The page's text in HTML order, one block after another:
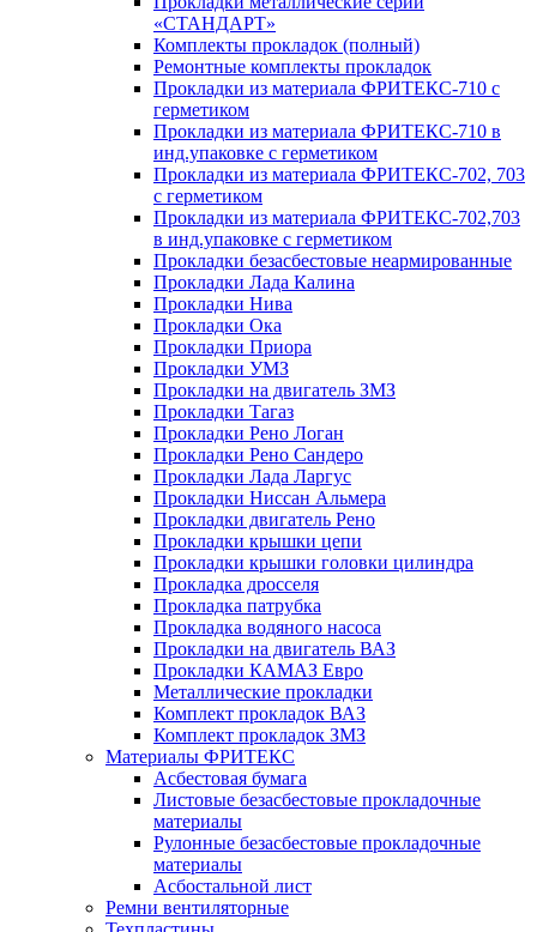
«СТАНДАРТ»
Комплекты прокладок (полный)
Ремонтные комплекты прокладок
Прокладки из материала ФРИТЕКС-710 с
герметиком
Прокладки из материала ФРИТЕКС-710 в
инд.упаковке с герметиком
Прокладки из материала ФРИТЕКС-702, 703
с герметиком
Прокладки из материала ФРИТЕКС-702,703
в инд.упаковке с герметиком
Прокладки безасбестовые неармированные
Прокладки Лада Калина
Прокладки Нива
Прокладки Ока
Прокладки Приора
Прокладки УМЗ
Прокладки на двигатель ЗМЗ
Прокладки Тагаз
Прокладки Рено Логан
Прокладки Рено Сандеро
Прокладки Лада Ларгус
Прокладки Ниссан Альмера
Прокладки двигатель Рено
Прокладки крышки цепи
Прокладки крышки головки цилиндра
Прокладка дросселя
Прокладка патрубка
Прокладка водяного насоса
Прокладки на двигатель ВАЗ
Прокладки КАМАЗ Евро
Металлические прокладки
Комплект прокладок ВАЗ
Комплект прокладок ЗМЗ
Материалы ФРИТЕКС
Асбестовая бумага
Листовые безасбестовые прокладочные
материалы
Рулонные безасбестовые прокладочные
материалы
Асбостальной лист
Ремни вентиляторные